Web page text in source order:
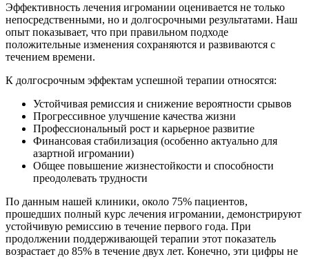
Эффективность лечения игромании оценивается не только
непосредственными, но и долгосрочными результатами. Наш
опыт показывает, что при правильном подходе
положительные изменения сохраняются и развиваются с
течением времени.
К долгосрочным эффектам успешной терапии относятся:
Устойчивая ремиссия и снижение вероятности срывов
Прогрессивное улучшение качества жизни
Профессиональный рост и карьерное развитие
Финансовая стабилизация (особенно актуально для
азартной игромании)
Общее повышение жизнестойкости и способности
преодолевать трудности
По данным нашей клиники, около 75% пациентов,
прошедших полный курс лечения игромании, демонстрируют
устойчивую ремиссию в течение первого года. При
продолжении поддерживающей терапии этот показатель
возрастает до 85% в течение двух лет. Конечно, эти цифры не